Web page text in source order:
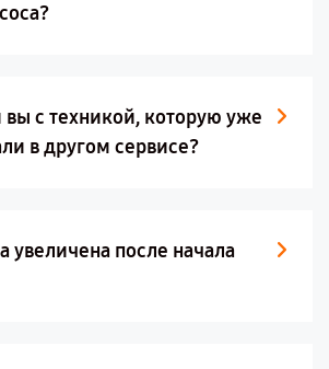
вы с техникой, которую уже
в другом сервисе?
увеличена после начала